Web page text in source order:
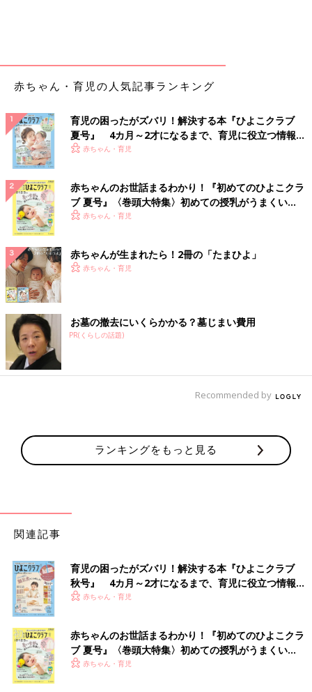
赤ちゃん・育児の人気記事ランキング
育児の困ったがズバリ！解決する本『ひよこクラブ
夏号』 4カ月～2才になるまで、育児に役立つ情報が
いっぱい！
赤ちゃん・育児
赤ちゃんのお世話まるわかり！『初めてのひよこクラ
ブ 夏号』〈巻頭大特集〉初めての授乳がうまくい
く！ おっぱい・ミルクの基本と夏のトラブル 解決テ
赤ちゃん・育児
赤ちゃんが生まれたら！2冊の「たまひよ」
赤ちゃん・育児
お墓の撤去にいくらかかる？墓じまい費用
PR(くらしの話題)
Recommended by
ランキングをもっと見る
関連記事
育児の困ったがズバリ！解決する本『ひよこクラブ
秋号』 4カ月～2才になるまで、育児に役立つ情報が
いっぱい！
赤ちゃん・育児
赤ちゃんのお世話まるわかり！『初めてのひよこクラ
ブ 夏号』〈巻頭大特集〉初めての授乳がうまくい
く！ おっぱい・ミルクの基本と夏のトラブル 解決テ
赤ちゃん・育児